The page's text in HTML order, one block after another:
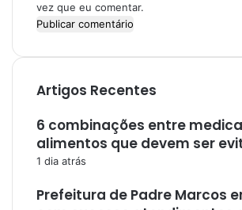
vez que eu comentar.
Artigos Recentes
6 combinações entre
alimentos que devem ser
1 dia atrás
Prefeitura de Padre Marcos